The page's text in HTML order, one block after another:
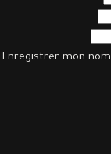
Enregistrer mon